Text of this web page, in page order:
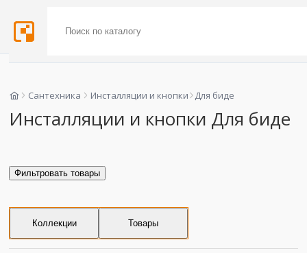
Сантехника Инсталляции и кнопки Для биде
Инсталляции и кнопки Для биде
Фильтровать товары
Коллекции Товары